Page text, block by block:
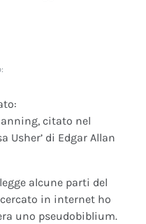
citato nel
Usher’ di Edgar Allan
alcune parti del
in internet ho
uno pseudobiblium.